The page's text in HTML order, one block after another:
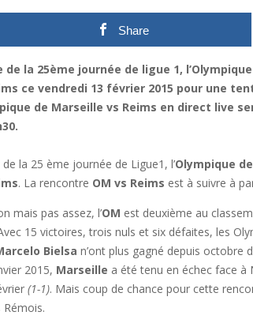
Share
de la 25ème journée de ligue 1,
ce vendredi 13 février 2015 pour une
de Marseille vs Reims en direct live
la 25 ème journée de Ligue1, l’Olympique
. La rencontre OM vs Reims est à suivre à
mais pas assez, l’OM est deuxième au
15 victoires, trois nuls et six défaites, les
Bielsa n’ont plus gagné depuis octobre
2015, Marseille a été tenu en échec face à
(1-1). Mais coup de chance pour cette
Rémois.